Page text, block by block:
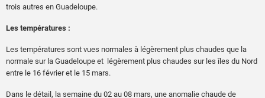
trois autres en Guadeloupe.
Les températures :
Les températures sont vues normales à légèrement plus chaudes que la
normale sur la Guadeloupe et légèrement plus chaudes sur les îles du Nord
entre le 16 février et le 15 mars.
Dans le détail, la semaine du 02 au 08 mars, une anomalie chaude de